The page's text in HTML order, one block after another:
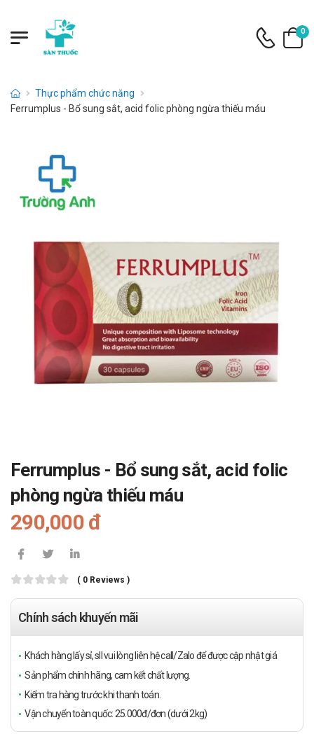
0
Thực phẩm chức năng
Ferrumplus - Bổ sung sắt, acid folic phòng ngừa thiếu máu
Ferrumplus - Bổ sung sắt, acid folic
phòng ngừa thiếu máu
290,000 đ
( 0 Reviews )
Chính sách khuyến mãi
Khách hàng lấy sỉ, sll vui lòng liên hệ call/Zalo để được cập nhật giá
Sản phẩm chính hãng, cam kết chất lượng.
Kiểm tra hàng trước khi thanh toán.
Vận chuyển toàn quốc: 25.000đ/đơn (dưới 2kg)